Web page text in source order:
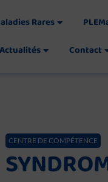
Rares
Actualités
Contact
CENTRE DE COMPÉTENCE